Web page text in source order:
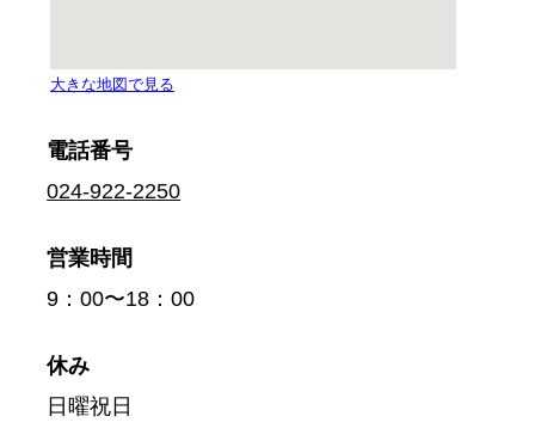
電話番号
024-922-2250
営業時間
9：00〜18：00
休み
日曜祝日